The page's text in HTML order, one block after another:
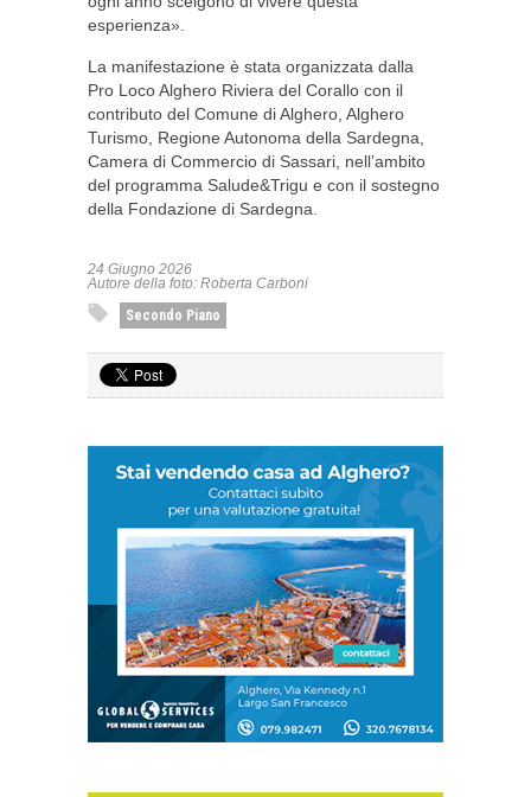
esperienza».
La manifestazione è stata organizzata dalla
Pro Loco Alghero Riviera del Corallo con il
contributo del Comune di Alghero, Alghero
Turismo, Regione Autonoma della Sardegna,
Camera di Commercio di Sassari, nell’ambito
del programma Salude&Trigu e con il sostegno
della Fondazione di Sardegna.
24 Giugno 2026
Autore della foto: Roberta Carboni
Secondo Piano